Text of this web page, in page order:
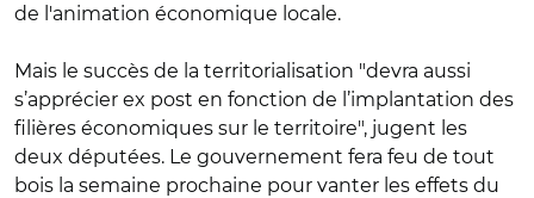
de l'animation économique locale.
Mais le succès de la territorialisation "devra aussi
s’apprécier ex post en fonction de l’implantation des
filières économiques sur le territoire", jugent les
deux députées. Le gouvernement fera feu de tout
bois la semaine prochaine pour vanter les effets du